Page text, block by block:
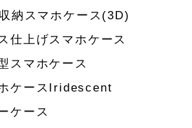
納スマホケース(3D)
仕上げスマホケース
スマホケース
ケースIridescent
ケース